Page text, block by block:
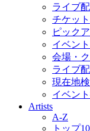
ライブ
チケット
ピック
イベン
会場・
ライブ
現在地
イベン
Artists
A-Z
トップ